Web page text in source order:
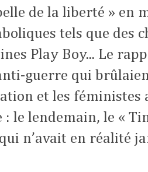
de la liberté » en
tels que des
Play Boy... Le
guerre qui
et les féministes
le lendemain, le «
n’avait en réalité